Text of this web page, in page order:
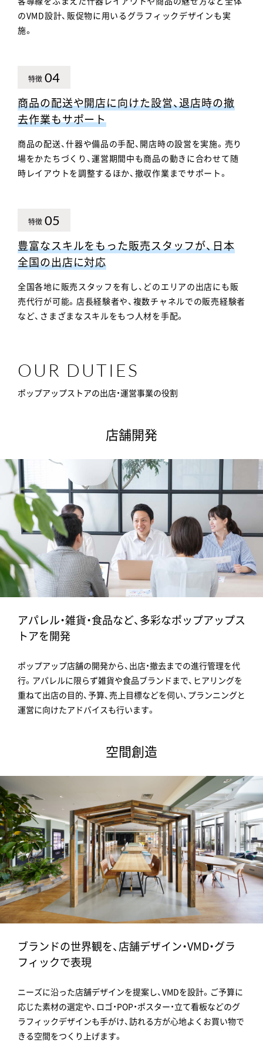
のVMD設計、販促物に用いるグラフィックデザインも実
施。
特徴 04
商品の配送や開店に向けた設営、退店時の撤
去作業もサポート
商品の配送、什器や備品の手配、開店時の設営を実施。売り
場をかたちづくり、運営期間中も商品の動きに合わせて随
時レイアウトを調整するほか、撤収作業までサポート。
特徴 05
豊富なスキルをもった販売スタッフが、日本
全国の出店に対応
全国各地に販売スタッフを有し、どのエリアの出店にも販
売代行が可能。店長経験者や、複数チャネルでの販売経験者
など、さまざまなスキルをもつ人材を手配。
OUR DUTIES
ポップアップストアの出店・運営事業の役割
店舗開発
アパレル・雑貨・食品など、多彩なポップアップス
トアを開発
ポップアップ店舗の開発から、出店・撤去までの進行管理を代
行。アパレルに限らず雑貨や食品ブランドまで、ヒアリングを
重ねて出店の目的、予算、売上目標などを伺い、プランニングと
運営に向けたアドバイスも行います。
空間創造
ブランドの世界観を、店舗デザイン・VMD・グラ
フィックで表現
ニーズに沿った店舗デザインを提案し、VMDを設計。ご予算に
応じた素材の選定や、ロゴ・POP・ポスター・立て看板などのグ
ラフィックデザインも手がけ、訪れる方が心地よくお買い物で
きる空間をつくり上げます。